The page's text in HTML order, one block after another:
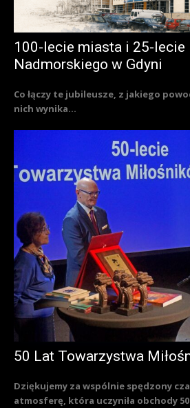
100-lecie miasta i 25-lecie
Nadmorskiego w Gdyni
Co łączy te jubileusze, z jakiego
nich wynika...
50 Lat Towarzystwa
Dziękujemy za wspólnie spędzony
atmosferę, która uczyniła obchody